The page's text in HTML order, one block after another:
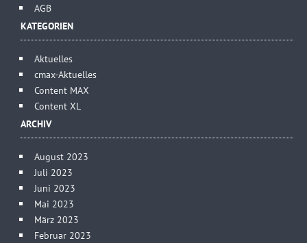
AGB
KATEGORIEN
Aktuelles
cmax-Aktuelles
Content MAX
Content XL
ARCHIV
August 2023
Juli 2023
Juni 2023
Mai 2023
März 2023
Februar 2023